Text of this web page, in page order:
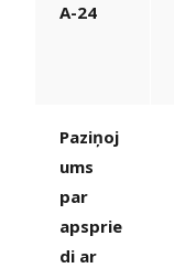
A-24
Paziņoj
ums
par
apsprie
di ar